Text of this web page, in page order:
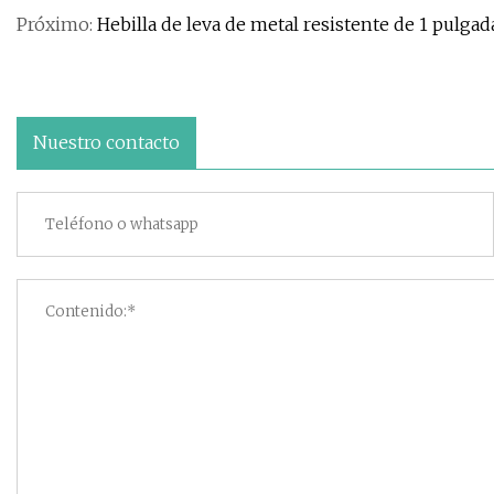
Próximo: Hebilla de leva de metal resistente de 1
Nuestro contacto